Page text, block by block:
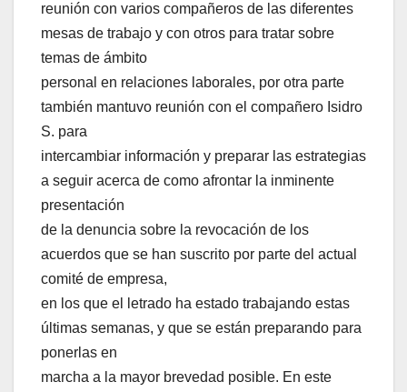
reunión con varios compañeros de las diferentes
mesas de trabajo y con otros para tratar sobre
temas de ámbito
personal en relaciones laborales, por otra parte
también mantuvo reunión con el compañero Isidro
S. para
intercambiar información y preparar las estrategias
a seguir acerca de como afrontar la inminente
presentación
de la denuncia sobre la revocación de los
acuerdos que se han suscrito por parte del actual
comité de empresa,
en los que el letrado ha estado trabajando estas
últimas semanas, y que se están preparando para
ponerlas en
marcha a la mayor brevedad posible. En este